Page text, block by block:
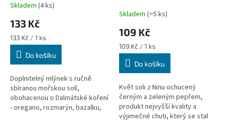
Průměrné
produktu
je
5,0
5
hvězdiček.
Skladem (4 ks)
133 Kč
Měrná
cena:
133 Kč / 1 ks
Do košíku
Doplnitelný mlýnek s ručně
sbíranou mořskou solí,
obohacenou o Dalmátské koření
- oregano, rozmarýn, bazalku,
Skladem (>5 ks)
109 Kč
Měrná
cena:
109 Kč / 1 ks
Do košíku
Květ soli z Ninu ochucený
černým a zeleným pepřem,
produkt nejvyšší kvality a
výjimečné chuti, který se stal